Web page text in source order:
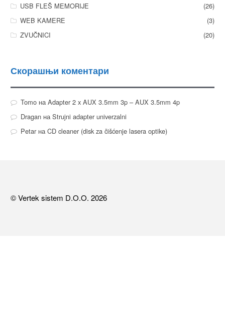
USB FLEŠ MEMORIJE
(26)
WEB KAMERE
(3)
ZVUČNICI
(20)
Скорашњи коментари
TomoнаAdapter 2 x AUX 3.5mm 3p – AUX 3.5mm 4p
DraganнаStrujni adapter univerzalni
PetarнаCD cleaner (disk za čišćenje lasera optike)
© Vertek sistem D.O.O. 2026